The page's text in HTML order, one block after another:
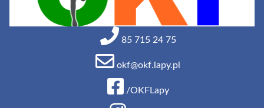
85 715 24 75
okf@okf.lapy.pl
/OKFLapy